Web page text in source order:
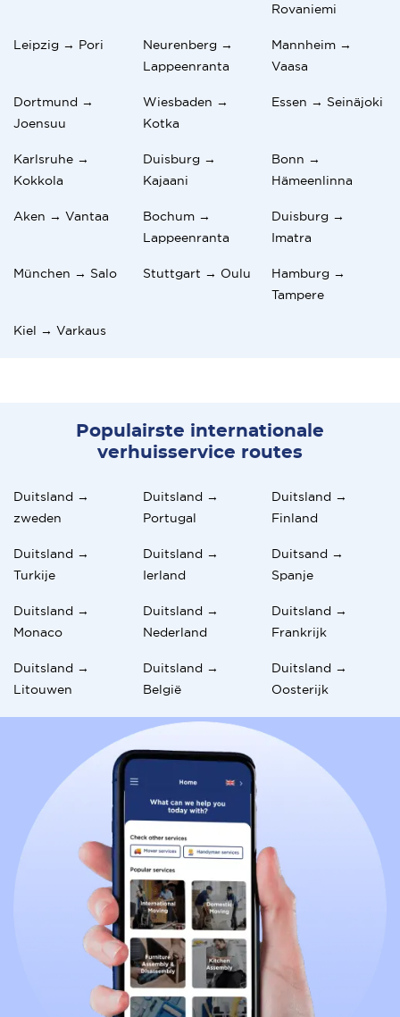
Rovaniemi
Leipzig → Pori
Neurenberg →
Lappeenranta
Mannheim →
Vaasa
Dortmund →
Joensuu
Wiesbaden →
Kotka
Essen → Seinäjoki
Karlsruhe →
Kokkola
Duisburg →
Kajaani
Bonn →
Hämeenlinna
Aken → Vantaa
Bochum →
Lappeenranta
Duisburg →
Imatra
München → Salo Stuttgart → Oulu
Hamburg →
Tampere
Kiel → Varkaus
Populairste internationale
verhuisservice routes
Duitsland →
zweden
Duitsland →
Portugal
Duitsland →
Finland
Duitsland →
Turkije
Duitsland →
Ierland
Duitsand →
Spanje
Duitsland →
Monaco
Duitsland →
Nederland
Duitsland →
Frankrijk
Duitsland →
Litouwen
Duitsland →
België
Duitsland →
Oosterijk